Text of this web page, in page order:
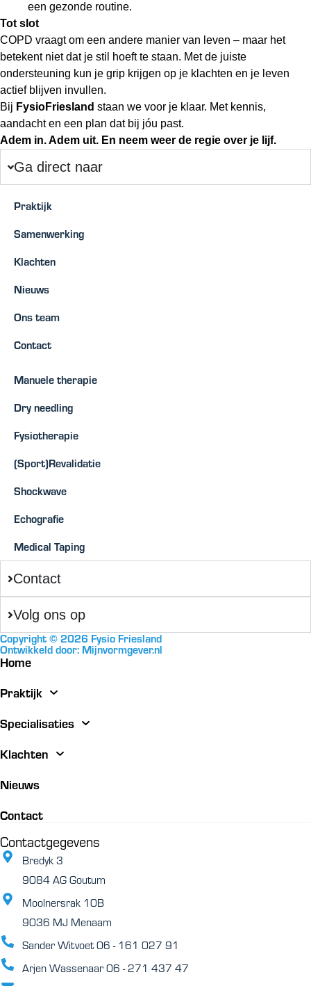
een gezonde routine.
Tot slot
COPD vraagt om een andere manier van leven – maar het
betekent niet dat je stil hoeft te staan. Met de juiste
ondersteuning kun je grip krijgen op je klachten en je leven
actief blijven invullen.
Bij FysioFriesland staan we voor je klaar. Met kennis,
aandacht en een plan dat bij jóu past.
Adem in. Adem uit. En neem weer de regie over je lijf.
Ga direct naar
Praktijk
Samenwerking
Klachten
Nieuws
Ons team
Contact
Manuele therapie
Dry needling
Fysiotherapie
(Sport)Revalidatie
Shockwave
Echografie
Medical Taping
Contact
Volg ons op
Copyright © 2026 Fysio Friesland
Ontwikkeld door: Mijnvormgever.nl
Home
Praktijk
Specialisaties
Klachten
Nieuws
Contact
Contactgegevens
Bredyk 3
9084 AG Goutum
Moolnersrak 10B
9036 MJ Menaam
Sander Witvoet 06 - 161 027 91
Arjen Wassenaar 06 - 271 437 47